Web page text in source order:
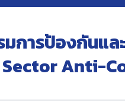
การป้องกันแล
Anti-